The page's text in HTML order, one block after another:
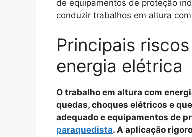
de equipamentos de proteção
conduzir trabalhos em altura
Principais
energia elétrica
O trabalho em altura com
quedas, choques elétricos e
adequado e equipamentos de
paraquedista. A aplicação